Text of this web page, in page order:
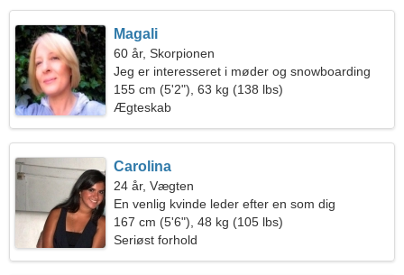
Magali
60 år, Skorpionen
Jeg er interesseret i møder og snowboarding
155 cm (5'2"), 63 kg (138 lbs)
Ægteskab
Carolina
24 år, Vægten
En venlig kvinde leder efter en som dig
167 cm (5'6"), 48 kg (105 lbs)
Seriøst forhold